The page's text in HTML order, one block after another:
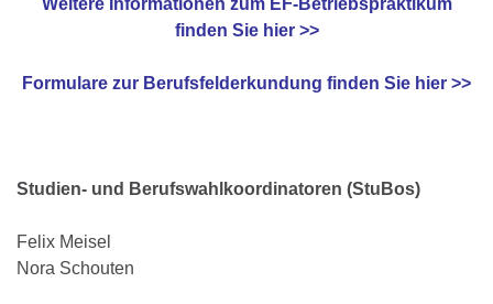
Weitere Informationen zum EF-Betriebspraktikum
finden Sie hier >>
Formulare zur Berufsfelderkundung finden Sie hier >>
Studien- und Berufswahlkoordinatoren (StuBos)
Felix Meisel
Nora Schouten